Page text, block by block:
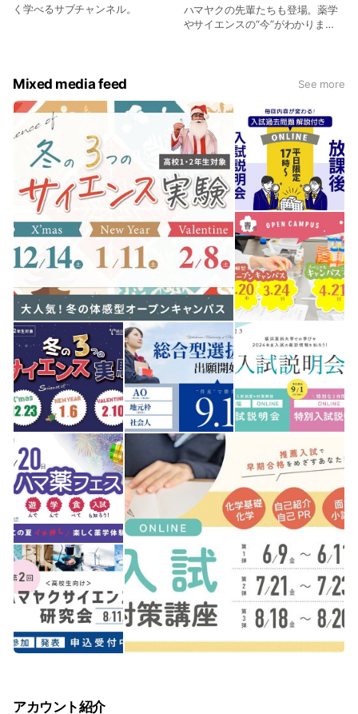
く学べるサブチャンネル。
ハマヤクの先輩たちも登場。薬学
やサイエンスの“今”がわかりま
Mixed media feed See more
アカウント紹介